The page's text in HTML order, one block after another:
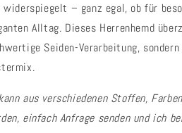
– ganz egal, ob für
Alltag. Dieses Herrenhemd
Seiden-Verarbeitung,
aus verschiedenen Stoffen,
einfach Anfrage senden und ich